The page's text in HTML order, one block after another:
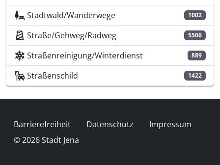
Stadtwald/Wanderwege 1002
Straße/Gehweg/Radweg 5506
Straßenreinigung/Winterdienst 889
Straßenschild 1422
Fußzeile
Barrierefreiheit Datenschutz
Impressum
© 2026 Stadt Jena